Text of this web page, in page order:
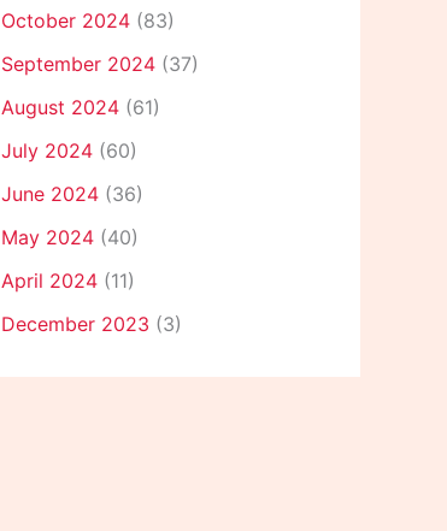
October 2024 (83)
September 2024 (37)
August 2024 (61)
July 2024 (60)
June 2024 (36)
May 2024 (40)
April 2024 (11)
December 2023 (3)